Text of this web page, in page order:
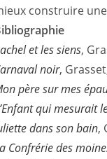
construire
et les siens,
noir,
père sur mes
qui mesurait
dans son bain,
Confrérie des